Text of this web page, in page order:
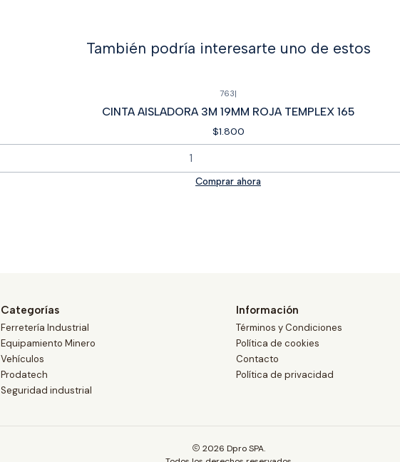
También podría interesarte uno de estos
763|
CINTA AISLADORA 3M 19MM ROJA TEMPLEX 165
$1.800
Comprar ahora
Categorías
Ferretería Industrial
Equipamiento Minero
Vehículos
Prodatech
Seguridad industrial
Información
Términos y Condiciones
Política de cookies
Contacto
Política de privacidad
2026 Dpro SPA.